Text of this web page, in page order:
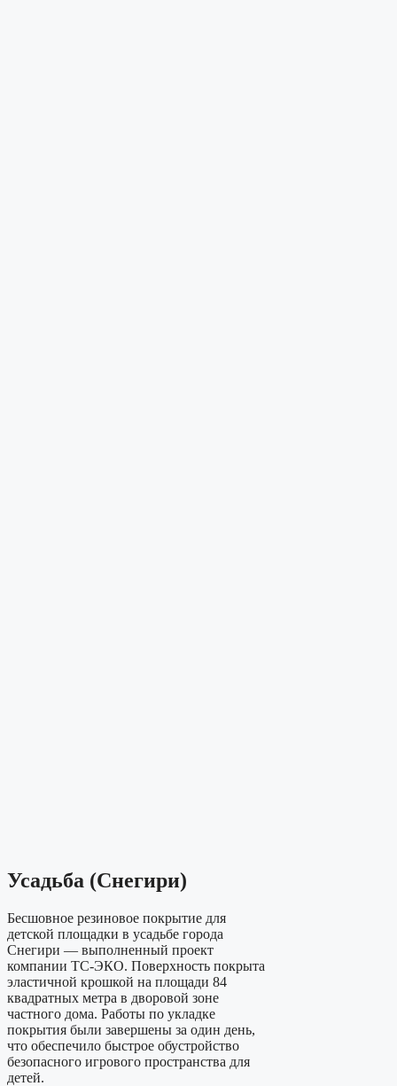
Усадьба (Снегири)
Бесшовное резиновое покрытие для
детской площадки в усадьбе города
Снегири — выполненный проект
компании ТС-ЭКО. Поверхность покрыта
эластичной крошкой на площади 84
квадратных метра в дворовой зоне
частного дома. Работы по укладке
покрытия были завершены за один день,
что обеспечило быстрое обустройство
безопасного игрового пространства для
детей.